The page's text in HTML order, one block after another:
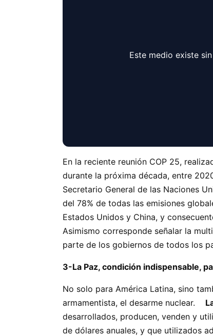
Este medio existe
En la reciente reunión COP 25,
durante la próxima década, entre
Secretario General de las Naciones
del 78% de todas las
Estados Unidos y China, y
Asimismo corresponde señalar la
parte de los gobiernos de todos los
3-La Paz, condición
No solo para América Latina, sino
armamentista, el desarme nuclear.
desarrollados, producen, venden y
de dólares anuales, y que utilizados